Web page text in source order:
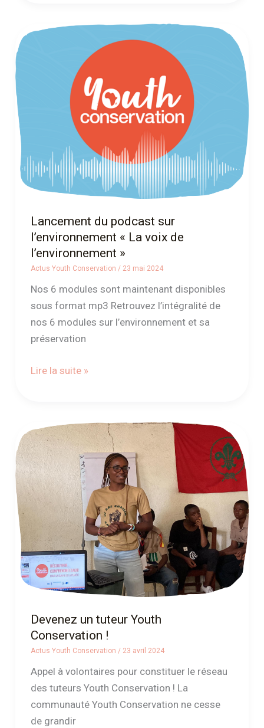
Lancement du podcast sur
l’environnement « La voix de
l’environnement »
Actus Youth Conservation / 23 mai 2024
Nos 6 modules sont maintenant disponibles
sous format mp3 Retrouvez l’intégralité de
nos 6 modules sur l’environnement et sa
préservation
Lancement
l’environnement
l’environnement »
Lire la suite »
Devenez un tuteur Youth
Conservation !
Actus Youth Conservation / 23 avril 2024
Appel à volontaires pour constituer le réseau
des tuteurs Youth Conservation ! La
communauté Youth Conservation ne cesse
de grandir
Devenez
un
tuteur
Youth
Conservation
!